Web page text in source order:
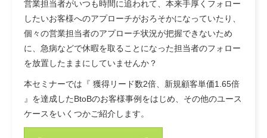
営業担当者がいつも時間に追われて、本来手厚くフォロー
したいお客様へのアプローチがおろそかになっていたり、
個々の営業担当者のアプローチ状況が把握できないため
に、急病などで休暇を取ることになった担当者のフォロー
を放置したままにしていませんか？
本セミナーでは『 獲得リード数2倍、新規顧客単価1.65倍
』を達成したBtoBのお客様事例をはじめ、その他のユース
ケースをいくつかご紹介します。